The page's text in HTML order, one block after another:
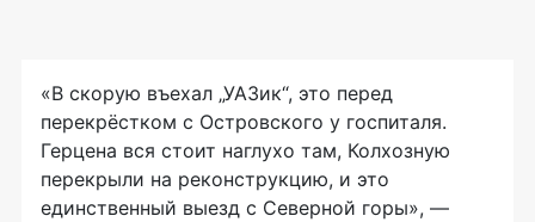
«В скорую въехал „УАЗик“, это перед
перекрёстком с Островского у госпиталя.
Герцена вся стоит наглухо там, Колхозную
перекрыли на реконструкцию, и это
единственный выезд с Северной горы», —